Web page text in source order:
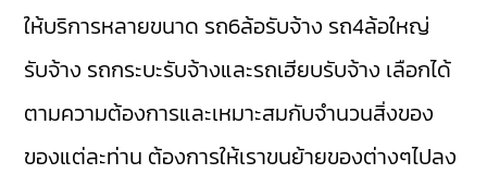
ให้บริการหลายขนาด รถ6ล้อรับจ้าง รถ4ล้อใหญ่
รับจ้าง รถกระบะรับจ้างและรถเฮียบรับจ้าง เลือกได้
ตามความต้องการและเหมาะสมกับจำนวนสิ่งของ
ของแต่ละท่าน ต้องการให้เราขนย้ายของต่างๆไปลง